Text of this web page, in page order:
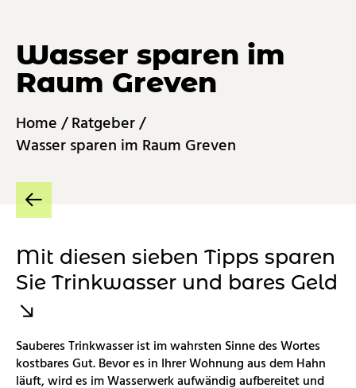
Was­ser spa­ren im
Raum Gre­ven
Home /Rat­ge­ber/
Was­ser spa­ren im Raum Gre­ven
Mit die­sen sie­ben Tipps spa­ren
Sie Trink­was­ser und bares Geld
Sau­be­res Trink­was­ser ist im wahrs­ten Sinne des Wor­tes
kost­ba­res Gut. Bevor es in Ihrer Woh­nung aus dem Hahn
läuft, wird es im Was­ser­werk auf­wän­dig auf­be­rei­tet und